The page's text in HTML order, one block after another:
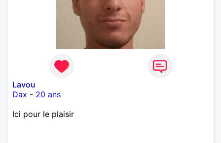
Lavou
Dax - 20 ans
Ici pour le plaisir